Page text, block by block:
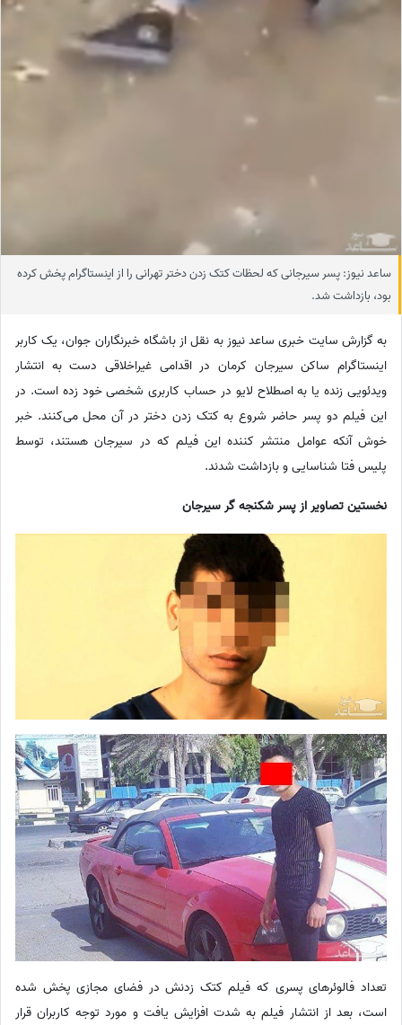
ساعد نیوز: پسر سیرجانی که لحظات کتک زدن دختر تهرانی را از اینستاگرام پخش کرده
بود، بازداشت شد.
به گزارش سایت خبری ساعد نیوز به نقل از باشگاه خبرنگاران جوان، یک کاربر
اینستاگرام ساکن سیرجان کرمان در اقدامی غیراخلاقی دست به انتشار
ویدئویی زنده یا به اصطلاح لایو در حساب کاربری شخصی خود زده است. در
این فیلم دو پسر حاضر شروع به کتک زدن دختر در آن محل می‌کنند. خبر
خوش آنکه عوامل منتشر کننده این فیلم که در سیرجان هستند، توسط
پلیس فتا شناسایی و بازداشت شدند.
نخستین تصاویر از پسر شکنجه گر سیرجان
تعداد فالوئرهای پسری که فیلم کتک زدنش در فضای مجازی پخش شده
است، بعد از انتشار فیلم به شدت افزایش یافت و مورد توجه کاربران قرار